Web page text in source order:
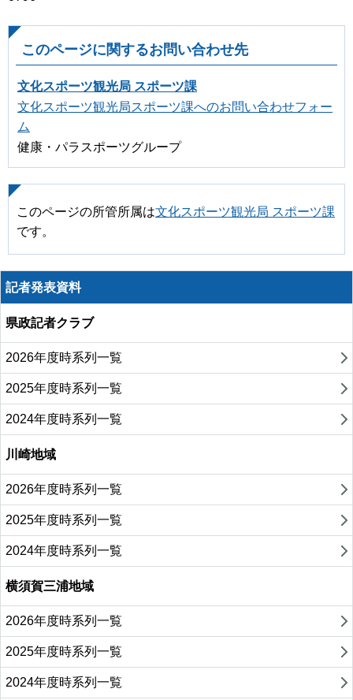
このページに関するお問い合わせ先
文化スポーツ観光局 スポーツ課
文化スポーツ観光局スポーツ課へのお問い合わせフォー
ム
健康・パラスポーツグループ
このページの所管所属は文化スポーツ観光局 スポーツ課
です。
記者発表資料
県政記者クラブ
2026年度時系列一覧
2025年度時系列一覧
2024年度時系列一覧
川崎地域
2026年度時系列一覧
2025年度時系列一覧
2024年度時系列一覧
横須賀三浦地域
2026年度時系列一覧
2025年度時系列一覧
2024年度時系列一覧